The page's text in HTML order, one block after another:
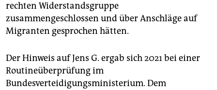
rechten Widerstandsgruppe
zusammengeschlossen und über Anschläge auf
Migranten gesprochen hätten.
Der Hinweis auf Jens G. ergab sich 2021 bei einer
Routineüberprüfung im
Bundesverteidigungsministerium. Dem